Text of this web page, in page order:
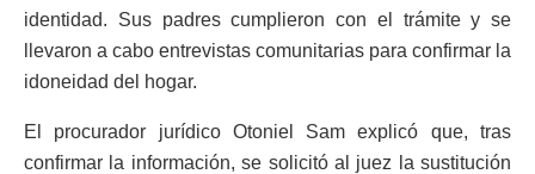
identidad. Sus padres cumplieron con el trámite y se
llevaron a cabo entrevistas comunitarias para confirmar la
idoneidad del hogar.
El procurador jurídico Otoniel Sam explicó que, tras
confirmar la información, se solicitó al juez la sustitución